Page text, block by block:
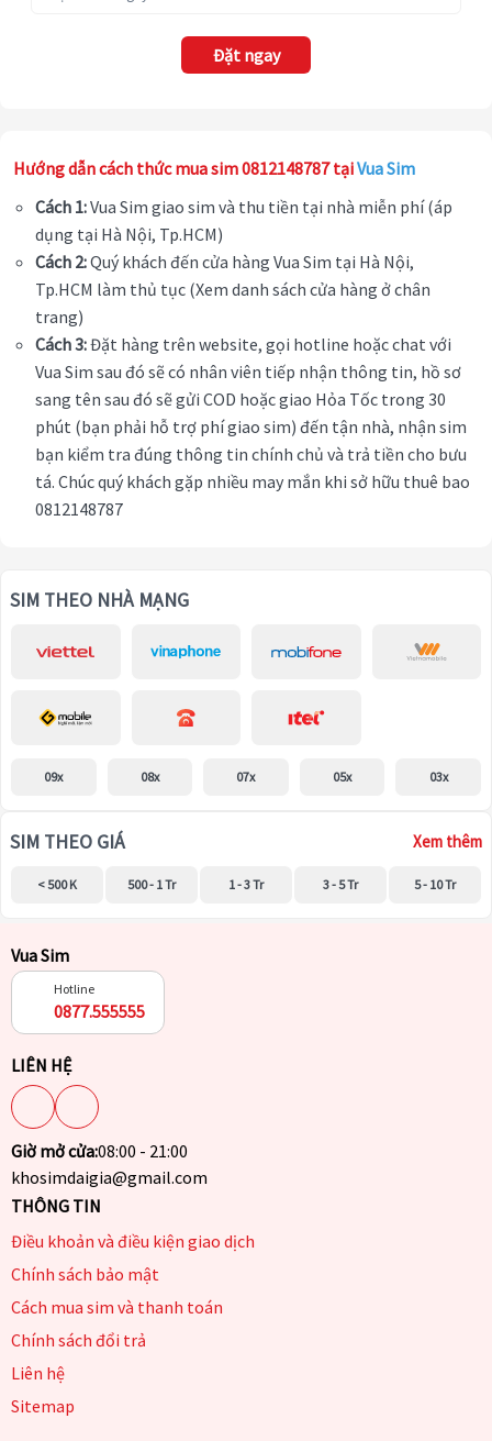
Đặt ngay
Hướng dẫn cách thức mua sim 0812148787 tạiVua Sim
Cách 1:Vua Sim giao sim và thu tiền tại nhà miễn phí (áp
dụng tại Hà Nội, Tp.HCM)
Cách 2:Quý khách đến cửa hàng Vua Sim tại Hà Nội,
Tp.HCM làm thủ tục (Xem danh sách cửa hàng ở chân
trang)
Cách 3:Đặt hàng trên website, gọi hotline hoặc chat với
Vua Sim sau đó sẽ có nhân viên tiếp nhận thông tin, hồ sơ
sang tên sau đó sẽ gửi COD hoặc giao Hỏa Tốc trong 30
phút (bạn phải hỗ trợ phí giao sim) đến tận nhà, nhận sim
bạn kiểm tra đúng thông tin chính chủ và trả tiền cho bưu
tá. Chúc quý khách gặp nhiều may mắn khi sở hữu thuê bao
0812148787
SIM THEO NHÀ MẠNG
09x 08x 07x 05x 03x
SIM THEO GIÁ Xem thêm
< 500 K 500 - 1 Tr 1 - 3 Tr 3 - 5 Tr 5 - 10 Tr
Vua Sim
Hotline
0877.555555
LIÊN HỆ
Giờ mở cửa:08:00 - 21:00
khosimdaigia@gmail.com
THÔNG TIN
Điều khoản và điều kiện giao dịch
Chính sách bảo mật
Cách mua sim và thanh toán
Chính sách đổi trả
Liên hệ
Sitemap